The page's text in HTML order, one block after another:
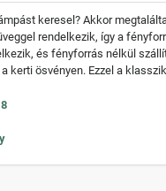
keresel? Akkor
rendelkezik, így a
és fényforrás nélkül
kerti ösvényen. Ezzel a